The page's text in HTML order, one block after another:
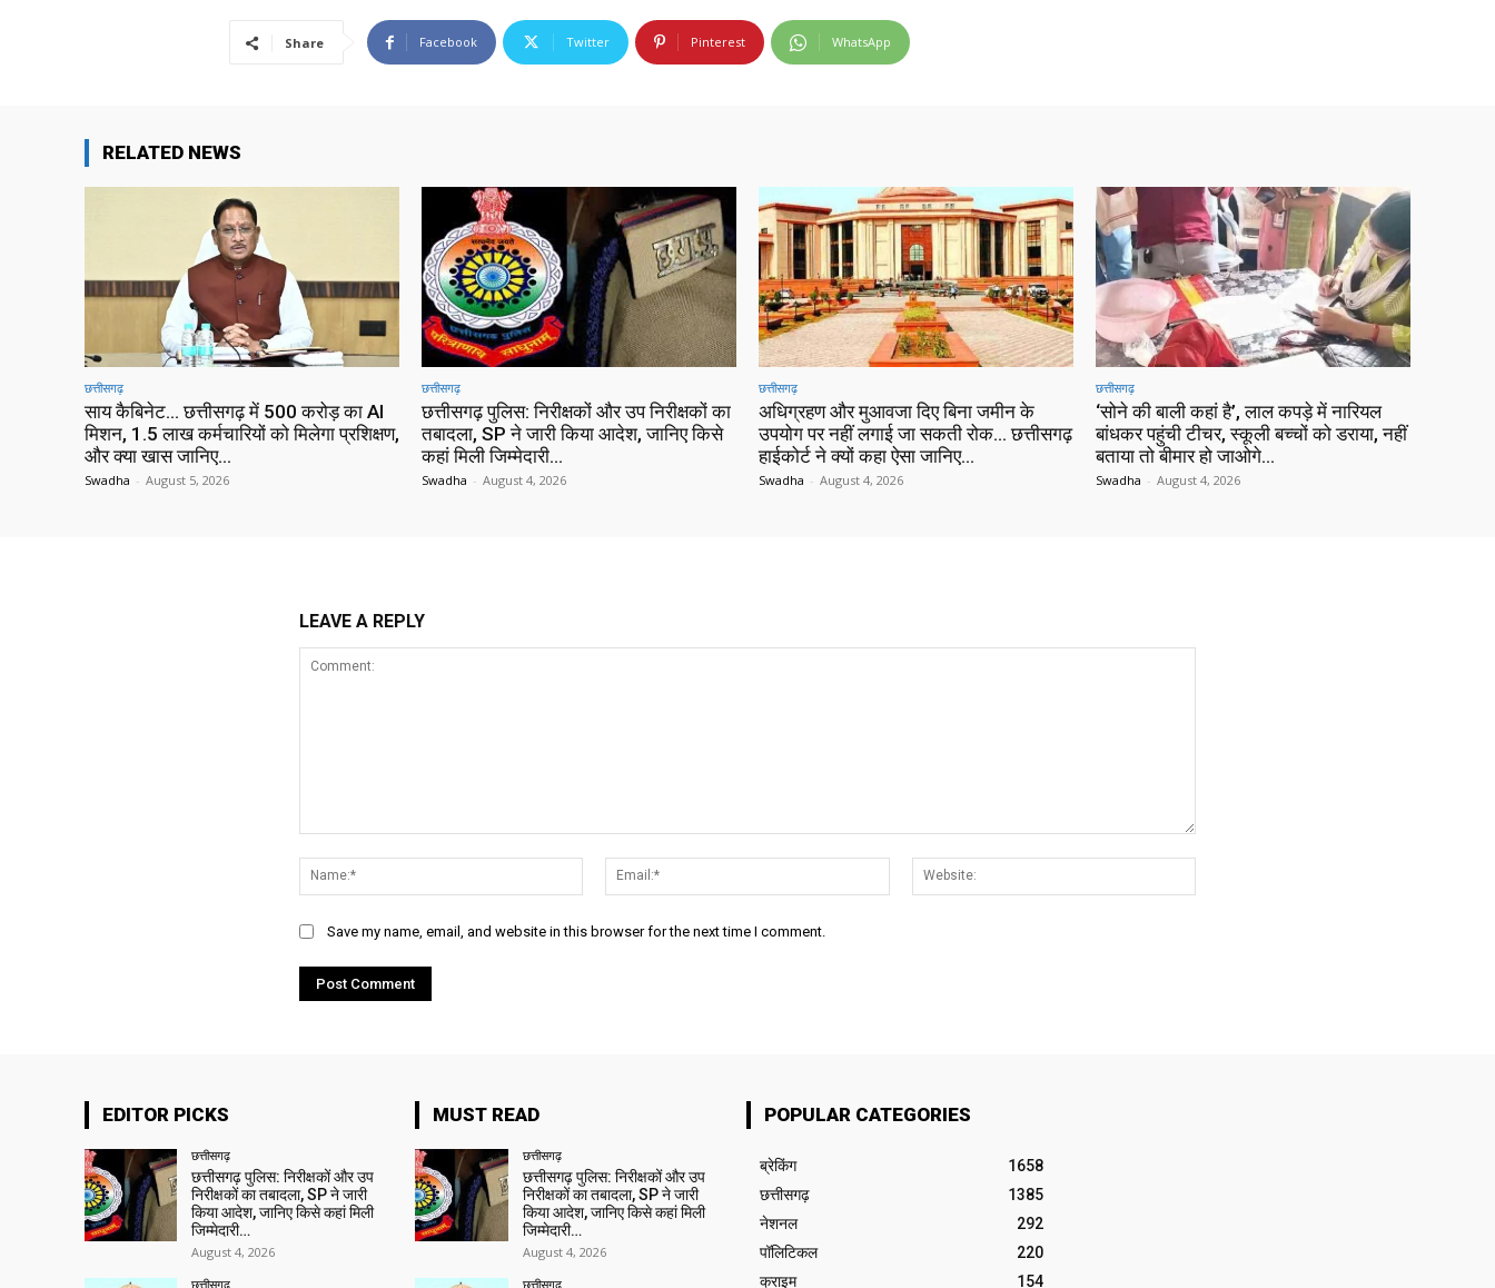
Share Facebook Twitter Pinterest WhatsApp
RELATED NEWS
छत्तीसगढ़
साय कैबिनेट… छत्तीसगढ़ में 500 करोड़ का AI
मिशन, 1.5 लाख कर्मचारियों को मिलेगा प्रशिक्षण,
और क्या खास जानिए…
Swadha - August 5, 2026
छत्तीसगढ़
छत्तीसगढ़ पुलिस: निरीक्षकों और उप निरीक्षकों का
तबादला, SP ने जारी किया आदेश, जानिए किसे
कहां मिली जिम्मेदारी…
Swadha - August 4, 2026
छत्तीसगढ़
अधिग्रहण और मुआवजा दिए बिना जमीन के
उपयोग पर नहीं लगाई जा सकती रोक… छत्तीसगढ़
हाईकोर्ट ने क्यों कहा ऐसा जानिए…
Swadha - August 4, 2026
छत्तीसगढ़
‘सोने की बाली कहां है’, लाल कपड़े में नारियल
बांधकर पहुंची टीचर, स्कूली बच्चों को डराया, नहीं
बताया तो बीमार हो जाओगे…
Swadha - August 4, 2026
LEAVE A REPLY
Name:*
Email:*
Save my name, email, and website in this browser for the next time I comment.
EDITOR PICKS
छत्तीसगढ़
छत्तीसगढ़ पुलिस: निरीक्षकों और उप
निरीक्षकों का तबादला, SP ने जारी
किया आदेश, जानिए किसे कहां मिली
जिम्मेदारी…
August 4, 2026
छत्तीसगढ़
MUST READ
छत्तीसगढ़
छत्तीसगढ़ पुलिस: निरीक्षकों और उप
निरीक्षकों का तबादला, SP ने जारी
किया आदेश, जानिए किसे कहां मिली
जिम्मेदारी…
August 4, 2026
छत्तीसगढ़
POPULAR CATEGORIES
ब्रेकिंग
1658
छत्तीसगढ़
1385
नेशनल
292
पॉलिटिकल
220
क्राइम
154